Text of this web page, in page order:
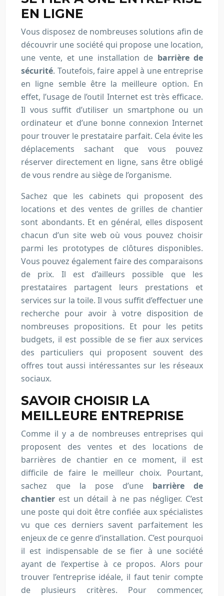
EN LIGNE
Vous disposez de nombreuses solutions afin de
découvrir une société qui propose une location,
une vente, et une installation de barrière de
sécurité. Toutefois, faire appel à une entreprise
en ligne semble être la meilleure option. En
effet, l’usage de l’outil Internet est très efficace.
Il vous suffit d’utiliser un smartphone ou un
ordinateur et d’une bonne connexion Internet
pour trouver le prestataire parfait. Cela évite les
déplacements sachant que vous pouvez
réserver directement en ligne, sans être obligé
de vous rendre au siège de l’organisme.
Sachez que les cabinets qui proposent des
locations et des ventes de grilles de chantier
sont abondants. Et en général, elles disposent
chacun d’un site web où vous pouvez choisir
parmi les prototypes de clôtures disponibles.
Vous pouvez également faire des comparaisons
de prix. Il est d’ailleurs possible que les
prestataires partagent leurs prestations et
services sur la toile. Il vous suffit d’effectuer une
recherche pour avoir à votre disposition de
nombreuses propositions. Et pour les petits
budgets, il est possible de se fier aux services
des particuliers qui proposent souvent des
offres tout aussi intéressantes sur les réseaux
sociaux.
SAVOIR CHOISIR LA
MEILLEURE ENTREPRISE
Comme il y a de nombreuses entreprises qui
proposent des ventes et des locations de
barrières de chantier en ce moment, il est
difficile de faire le meilleur choix. Pourtant,
sachez que la pose d’une barrière de
chantier est un détail à ne pas négliger. C’est
une poste qui doit être confiée aux spécialistes
vu que ces derniers savent parfaitement les
enjeux de ce genre d’installation. C’est pourquoi
il est indispensable de se fier à une société
ayant de l’expertise à ce propos. Alors pour
trouver l’entreprise idéale, il faut tenir compte
de plusieurs critères. Pour commencer,